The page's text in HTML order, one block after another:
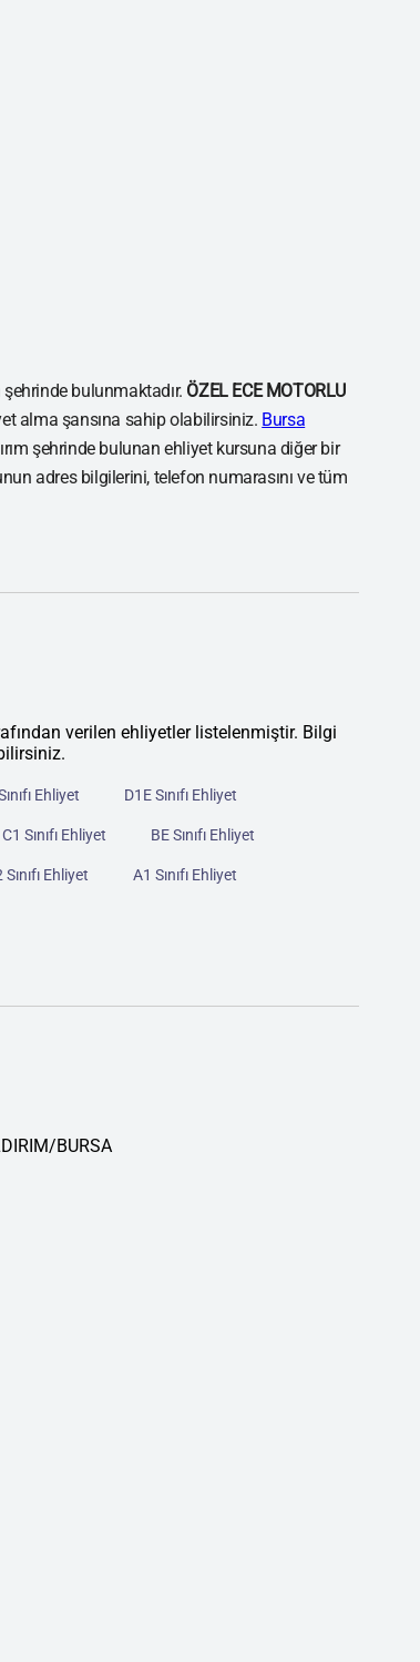
şehrinde bulunmaktadır. ÖZEL ECE MOTORLU
alma şansına sahip olabilirsiniz. Bursa
şehrinde bulunan ehliyet kursuna diğer bir
adres bilgilerini, telefon numarasını ve tüm
verilen ehliyetler listelenmiştir. Bilgi
Ehliyet D1E Sınıfı Ehliyet
C1 Sınıfı Ehliyet BE Sınıfı Ehliyet
Sınıfı Ehliyet A1 Sınıfı Ehliyet
BURSA